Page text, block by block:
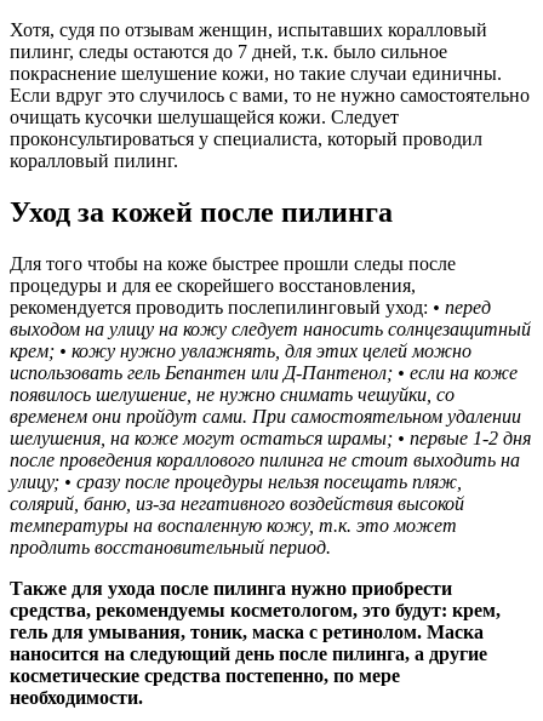
Хотя, судя по отзывам женщин, испытавших коралловый
пилинг, следы остаются до 7 дней, т.к. было сильное
покраснение шелушение кожи, но такие случаи единичны.
Если вдруг это случилось с вами, то не нужно самостоятельно
очищать кусочки шелушащейся кожи. Следует
проконсультироваться у специалиста, который проводил
коралловый пилинг.
Уход за кожей после пилинга
Для того чтобы на коже быстрее прошли следы после
процедуры и для ее скорейшего восстановления,
рекомендуется проводить послепилинговый уход: • перед
выходом на улицу на кожу следует наносить солнцезащитный
крем; • кожу нужно увлажнять, для этих целей можно
использовать гель Бепантен или Д-Пантенол; • если на коже
появилось шелушение, не нужно снимать чешуйки, со
временем они пройдут сами. При самостоятельном удалении
шелушения, на коже могут остаться шрамы; • первые 1-2 дня
после проведения кораллового пилинга не стоит выходить на
улицу; • сразу после процедуры нельзя посещать пляж,
солярий, баню, из-за негативного воздействия высокой
температуры на воспаленную кожу, т.к. это может
продлить восстановительный период.
Также для ухода после пилинга нужно приобрести
средства, рекомендуемы косметологом, это будут: крем,
гель для умывания, тоник, маска с ретинолом. Маска
наносится на следующий день после пилинга, а другие
косметические средства постепенно, по мере
необходимости.